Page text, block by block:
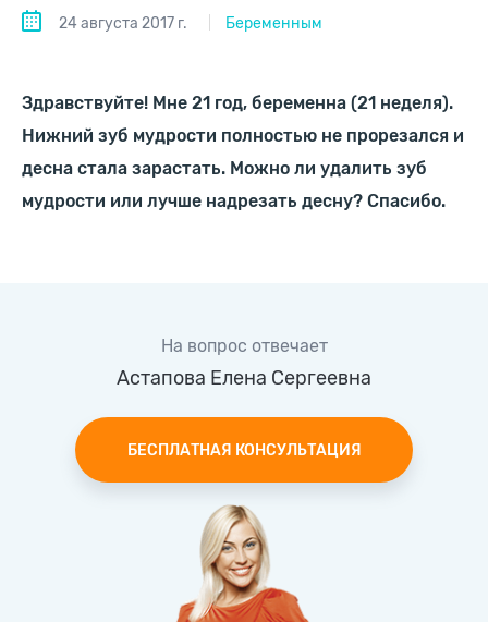
24 августа 2017 г. Беременным
Здравствуйте! Мне 21 год, беременна (21 неделя).
Нижний зуб мудрости полностью не прорезался и
десна стала зарастать. Можно ли удалить зуб
мудрости или лучше надрезать десну? Спасибо.
На вопрос отвечает
Астапова Елена Сергеевна
БЕСПЛАТНАЯ КОНСУЛЬТАЦИЯ